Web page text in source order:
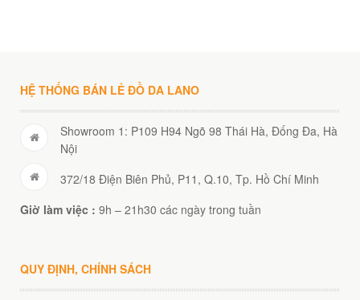
HỆ THỐNG BÁN LẺ ĐỒ DA LANO
Showroom 1: P109 H94 Ngõ 98 Thái Hà, Đống Đa, Hà
Nội
372/18 Điện Biên Phủ, P11, Q.10, Tp. Hồ Chí Minh
Giờ làm việc : 9h – 21h30 các ngày trong tuần
QUY ĐỊNH, CHÍNH SÁCH